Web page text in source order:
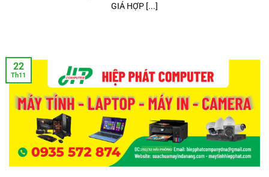
GIÁ HỢP [...]
22
Th11